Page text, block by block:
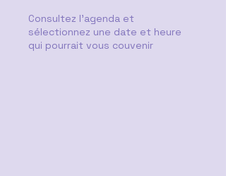
Consultez l'agenda et
sélectionnez une date et heure
qui pourrait vous couvenir